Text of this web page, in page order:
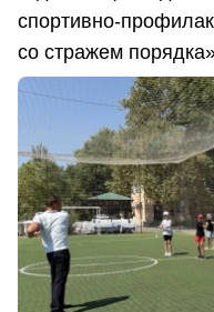
спортивно-
со стражем